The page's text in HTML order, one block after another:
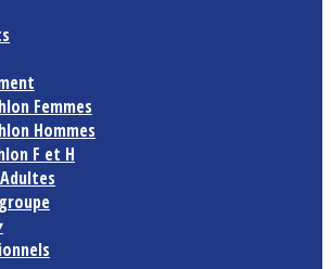
Femmes
Hommes
F et H